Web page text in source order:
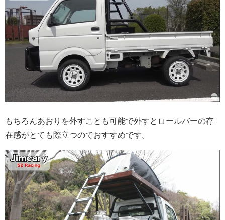
もちろんあおりを外すことも可能で外すとロールバーの存
在感がとても際立つのでおすすめです。